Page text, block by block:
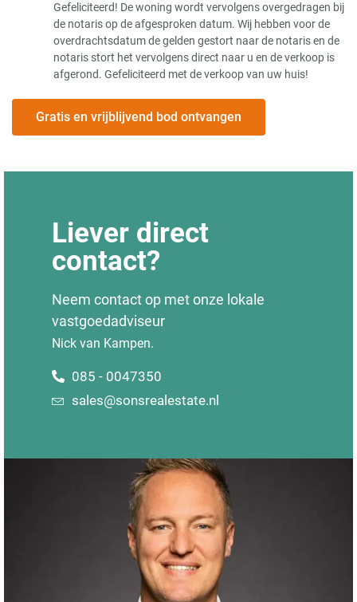
Gefeliciteerd! De woning wordt vervolgens overgedragen bij
de notaris op de afgesproken datum. Wij hebben voor de
overdrachtsdatum de gelden gestort naar de notaris en de
notaris stort het vervolgens direct naar u en de verkoop is
afgerond. Gefeliciteerd met de verkoop van uw huis!
Gratis en vrijblijvend bod ontvangen
Liever direct
contact?
Neem contact op met onze lokale
vastgoedadviseur
Nick van Kampen.
085 - 0047350
sales@sonsrealestate.nl